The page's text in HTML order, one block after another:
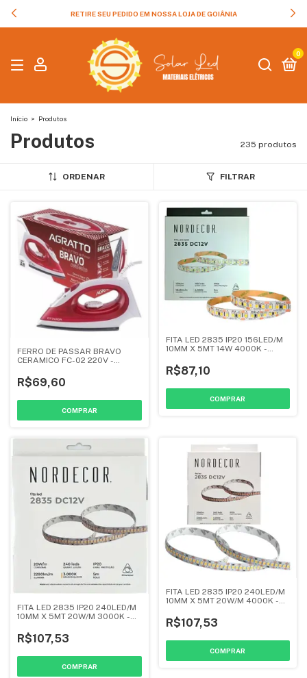
RETIRE SEU PEDIDO EM NOSSA LOJA DE GOIÂNIA
0
Início > Produtos
Produtos 235 produtos
ORDENAR FILTRAR
FERRO DE PASSAR BRAVO
CERAMICO FC-02 220V -
R$69,60
FITA LED 2835 IP20 156LED/M
10MM X 5MT 14W 4000K -
R$87,10
FITA LED 2835 IP20 240LED/M
10MM X 5MT 20W/M 3000K -
R$107,53
FITA LED 2835 IP20 240LED/M
10MM X 5MT 20W/M 4000K -
R$107,53